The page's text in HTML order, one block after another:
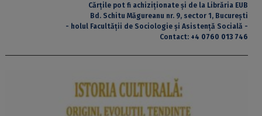
Cărțile pot fi achiziționate și de la Librăria EUB
Bd. Schitu Măgureanu nr. 9, sector 1, București
- holul Facultății de Sociologie și Asistență Socială -
Contact: +4 0760 013 746